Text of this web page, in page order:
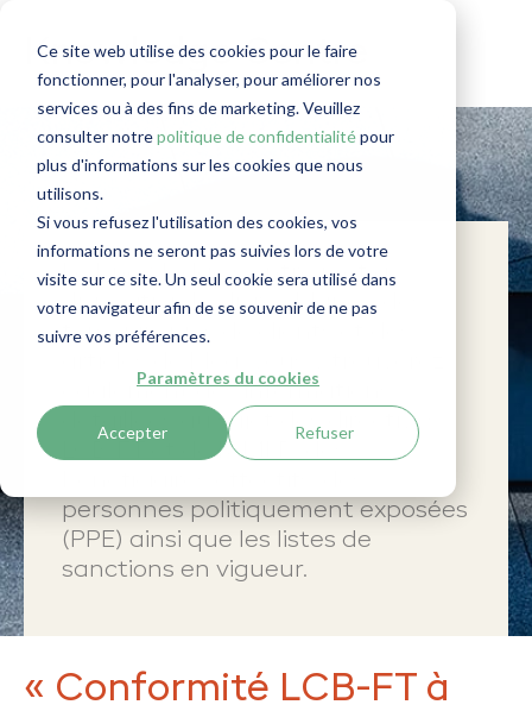
Ce site web utilise des cookies pour le faire
fonctionner, pour l'analyser, pour améliorer nos
services ou à des fins de marketing. Veuillez
consulter notrepolitique de confidentialitépour
plus d'informations sur les cookies que nous
utilisons.
Si vous refusez l'utilisation des cookies, vos
informations ne seront pas suivies lors de votre
visite sur ce site. Un seul cookie sera utilisé dans
votre navigateur afin de se souvenir de ne pas
suivre vos préférences.
Paramètres du cookies
Accepter Refuser
Knowledge Centre
LeKnowledgeCentre met à
disposition leslivres blancs,
témoignages de clients et
également des informations
détaillées au sujet des directives
LCB-FT et de l'AMLR, des
personnes politiquement exposées
(PPE) ainsi que les listes de
sanctions en vigueur.
« Conformité LCB-FT à